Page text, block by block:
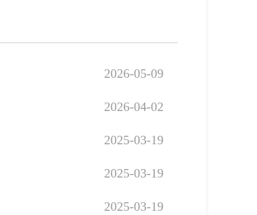
2026-05-09
2026-04-02
2025-03-19
2025-03-19
2025-03-19